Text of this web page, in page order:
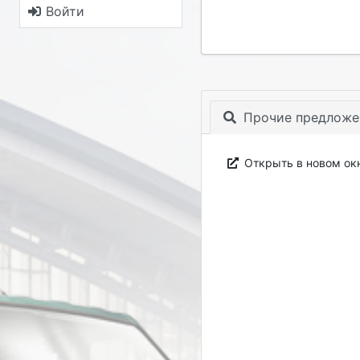
Войти
Прочие
Открыть в новом